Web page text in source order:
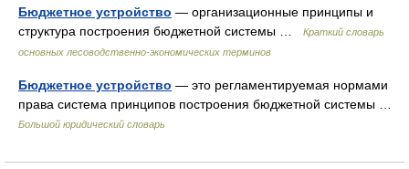
Бюджетное устройство — организационные принципы и
структура построения бюджетной системы …
Краткий словарь
основных лесоводственно-экономических терминов
Бюджетное устройство — это регламентируемая нормами
права система принципов построения бюджетной системы …
Большой юридический словарь